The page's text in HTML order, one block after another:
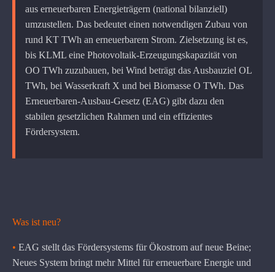
aus erneuerbaren Energieträgern (national bilanziell)
umzustellen. Das bedeutet einen notwendigen Zubau von
rund KT TWh an erneuerbarem Strom. Zielsetzung ist es,
bis KLML eine Photovoltaik-Erzeugungskapazität von
OO TWh zuzubauen, bei Wind beträgt das Ausbauziel OL
TWh, bei Wasserkraft X und bei Biomasse O TWh. Das
Erneuerbaren-Ausbau-Gesetz (EAG) gibt dazu den
stabilen gesetzlichen Rahmen und ein effizientes
Fördersystem.
Was ist neu?
• EAG stellt das Fördersystems für Ökostrom auf neue Beine;
Neues System bringt mehr Mittel für erneuerbare Energie und